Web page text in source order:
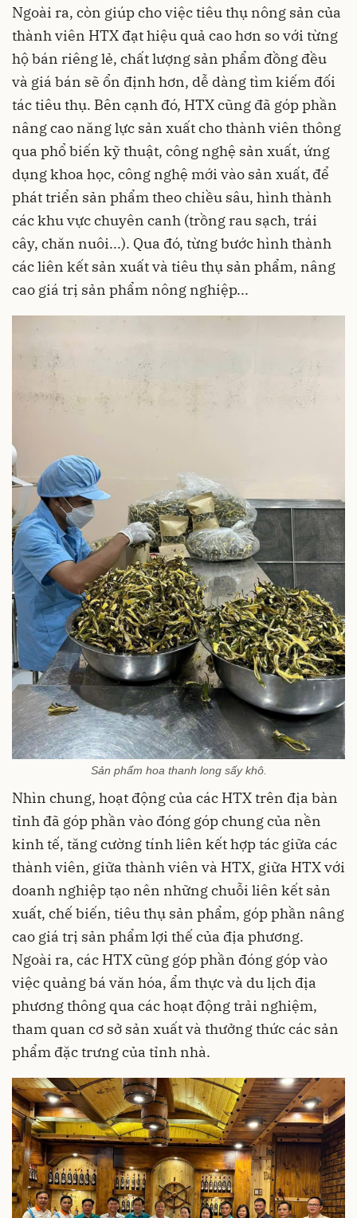
Ngoài ra, còn giúp cho việc tiêu thụ nông sản của
thành viên HTX đạt hiệu quả cao hơn so với từng
hộ bán riêng lẻ, chất lượng sản phẩm đồng đều
và giá bán sẽ ổn định hơn, dễ dàng tìm kiếm đối
tác tiêu thụ. Bên cạnh đó, HTX cũng đã góp phần
nâng cao năng lực sản xuất cho thành viên thông
qua phổ biến kỹ thuật, công nghệ sản xuất, ứng
dụng khoa học, công nghệ mới vào sản xuất, để
phát triển sản phẩm theo chiều sâu, hình thành
các khu vực chuyên canh (trồng rau sạch, trái
cây, chăn nuôi...). Qua đó, từng bước hình thành
các liên kết sản xuất và tiêu thụ sản phẩm, nâng
cao giá trị sản phẩm nông nghiệp...
Sản phẩm hoa thanh long sấy khô.
Nhìn chung, hoạt động của các HTX trên địa bàn
tỉnh đã góp phần vào đóng góp chung của nền
kinh tế, tăng cường tính liên kết hợp tác giữa các
thành viên, giữa thành viên và HTX, giữa HTX với
doanh nghiệp tạo nên những chuỗi liên kết sản
xuất, chế biến, tiêu thụ sản phẩm, góp phần nâng
cao giá trị sản phẩm lợi thế của địa phương.
Ngoài ra, các HTX cũng góp phần đóng góp vào
việc quảng bá văn hóa, ẩm thực và du lịch địa
phương thông qua các hoạt động trải nghiệm,
tham quan cơ sở sản xuất và thưởng thức các sản
phẩm đặc trưng của tỉnh nhà.